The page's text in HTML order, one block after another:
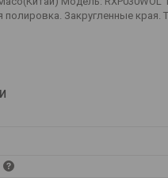
полировка. Закругленные края.